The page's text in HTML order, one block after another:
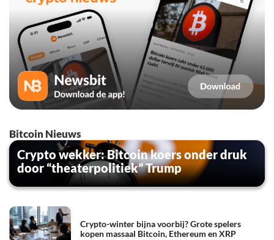
Bitcoin Nieuws
Crypto wekker: Bitcoin koers onder druk
door “theaterpolitiek” Trump
Crypto-winter bijna voorbij? Grote spelers
kopen massaal Bitcoin, Ethereum en XRP